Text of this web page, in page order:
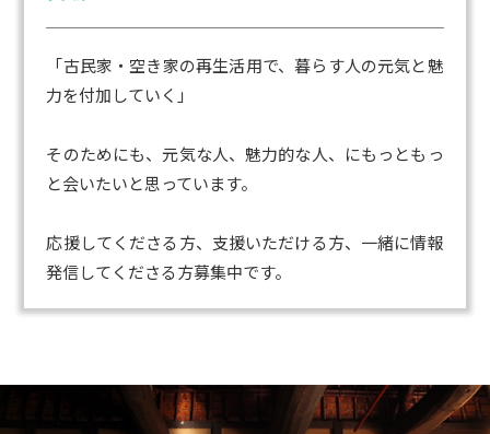
「古民家・空き家の再生活用で、暮らす人の元気と魅
力を付加していく」
そのためにも、元気な人、魅力的な人、にもっともっ
と会いたいと思っています。
応援してくださる方、支援いただける方、一緒に情報
発信してくださる方募集中です。